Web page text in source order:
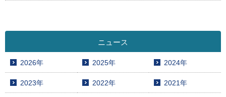
ニュース
2026年 2025年 2024年
2023年 2022年 2021年